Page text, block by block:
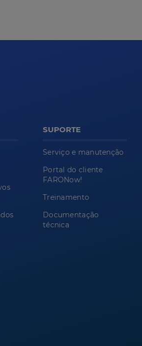
SUPORTE
Serviço e manutenção
Portal do cliente
FARONow!
Treinamento
Documentação
técnica